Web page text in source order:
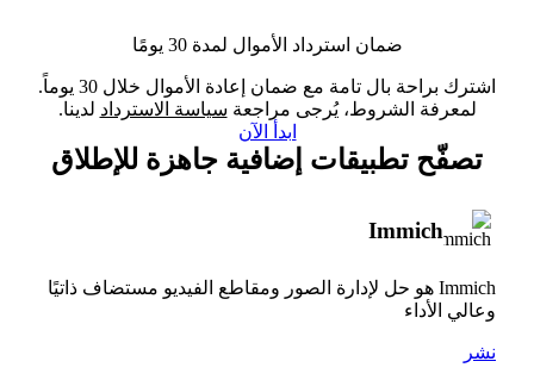
ضمان استرداد الأموال لمدة 30 يومًا
اشترك براحة بال تامة مع ضمان إعادة الأموال خلال 30 يوماً.
لمعرفة الشروط، يُرجى مراجعة سياسة الاسترداد لدينا.
ابدأ الآن
تصفّح تطبيقات إضافية جاهزة للإطلاق
Immich
Immich هو حل لإدارة الصور ومقاطع الفيديو مستضاف ذاتيًا
وعالي الأداء
نشر